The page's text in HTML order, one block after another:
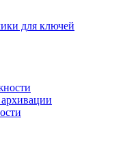
для ключей